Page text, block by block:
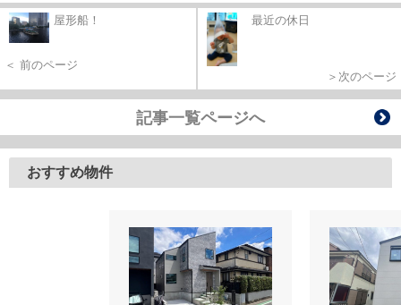
屋形船！
＜ 前のページ
最近の休日
＞次のページ
記事一覧ページへ
おすすめ物件